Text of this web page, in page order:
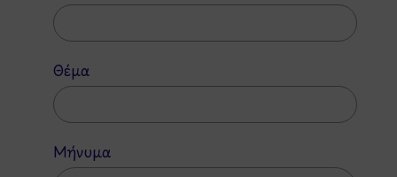
Θέμα
Μήνυμα